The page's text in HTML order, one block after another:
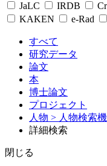
JaLC
IRDB
KAKEN
e-Rad
すべて
研究データ
論文
本
博士論文
プロジェクト
人物 > 人物検索
詳細検索
閉じる